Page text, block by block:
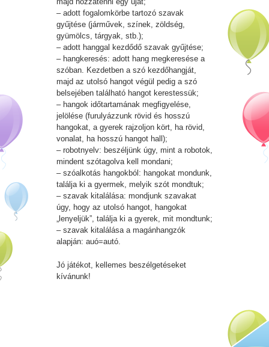
– adott fogalomkörbe tartozó szavak
gyűjtése (járművek, színek, zöldség,
gyümölcs, tárgyak, stb.);
– adott hanggal kezdődő szavak gyűjtése;
– hangkeresés: adott hang megkeresése a
szóban. Kezdetben a szó kezdőhangját,
majd az utolsó hangot végül pedig a szó
belsejében található hangot kerestessük;
– hangok időtartamának megfigyelése,
jelölése (furulyázzunk rövid és hosszú
hangokat, a gyerek rajzoljon kört, ha rövid,
vonalat, ha hosszú hangot hall);
– robotnyelv: beszéljünk úgy, mint a robotok,
mindent szótagolva kell mondani;
– szóalkotás hangokból: hangokat mondunk,
találja ki a gyermek, melyik szót mondtuk;
– szavak kitalálása: mondjunk szavakat
úgy, hogy az utolsó hangot, hangokat
„lenyeljük”, találja ki a gyerek, mit mondtunk;
– szavak kitalálása a magánhangzók
alapján: auó=autó.
Jó játékot, kellemes beszélgetéseket
kívánunk!